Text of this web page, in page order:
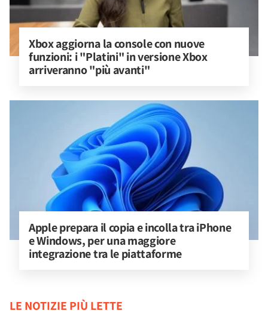
Xbox aggiorna la console con nuove
funzioni: i "Platini" in versione Xbox
arriveranno "più avanti"
Apple prepara il copia e incolla tra iPhone
e Windows, per una maggiore
integrazione tra le piattaforme
LE NOTIZIE PIÙ LETTE